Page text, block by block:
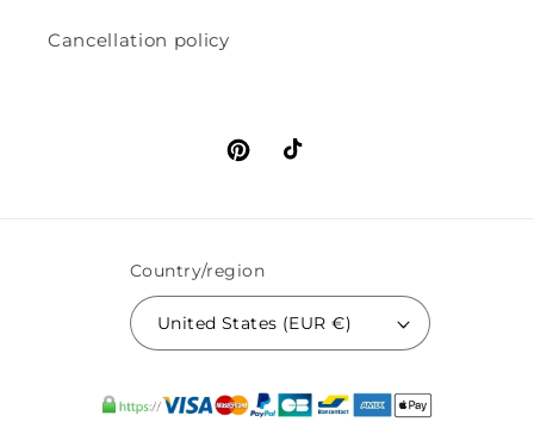
Cancellation policy
PinterestTikTok
Country/region
United States (EUR €)